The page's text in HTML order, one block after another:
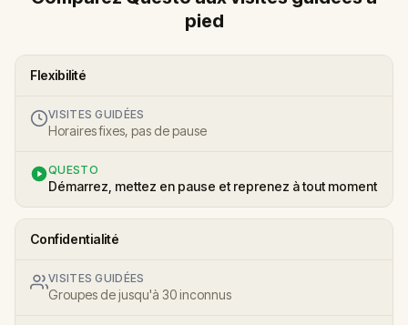
pied
Flexibilité
VISITES GUIDÉES
Horaires fixes, pas de pause
QUESTO
Démarrez, mettez en pause et reprenez à tout moment
Confidentialité
VISITES GUIDÉES
Groupes de jusqu'à 30 inconnus